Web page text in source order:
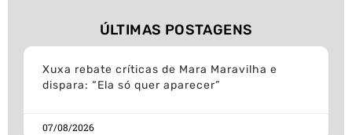
ÚLTIMAS POSTAGENS
Xuxa rebate críticas de Mara Maravilha e
dispara: “Ela só quer aparecer”
07/08/2026